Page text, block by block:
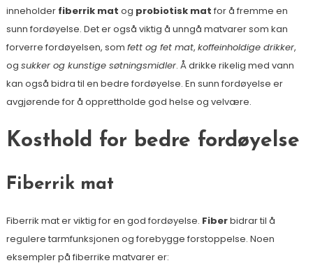
inneholder fiberrik mat og probiotisk mat for å fremme en
sunn fordøyelse. Det er også viktig å unngå matvarer som kan
forverre fordøyelsen, som fett og fet mat, koffeinholdige drikker,
og sukker og kunstige søtningsmidler. Å drikke rikelig med vann
kan også bidra til en bedre fordøyelse. En sunn fordøyelse er
avgjørende for å opprettholde god helse og velvære.
Kosthold for bedre fordøyelse
Fiberrik mat
Fiberrik mat er viktig for en god fordøyelse. Fiberbidrar til å
regulere tarmfunksjonen og forebygge forstoppelse. Noen
eksempler på fiberrike matvarer er: